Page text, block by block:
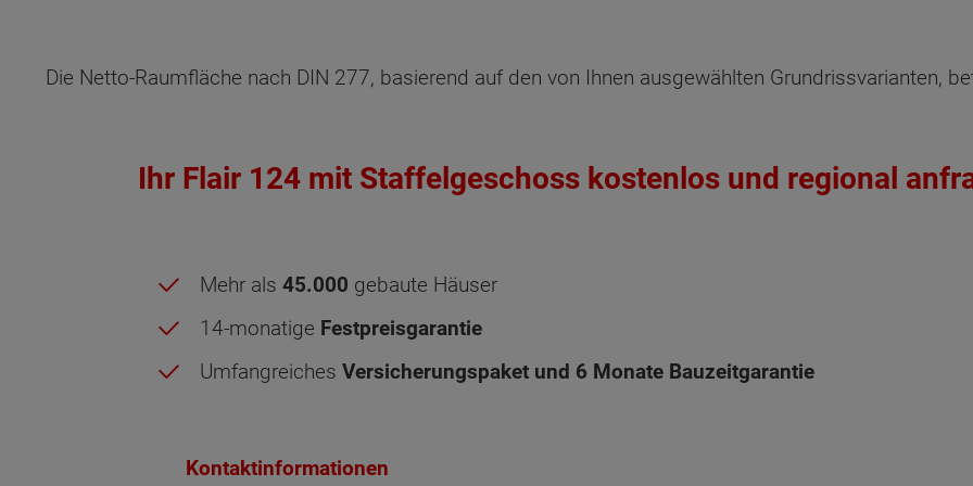
Inklusivausstattung
Netto-
Netto-
Die Netto-Raumfläche nach DIN 277, basierend auf den von Ihnen ausgewählten Grundrissvarianten,
Ihr Flair 124 mit Staffelgeschoss kostenlos und regional
Mehr als 45.000 gebaute Häuser
14-monatige Festpreisgarantie
Umfangreiches Versicherungspaket und 6 Monate Bauzeitgarantie
Kontaktinformationen